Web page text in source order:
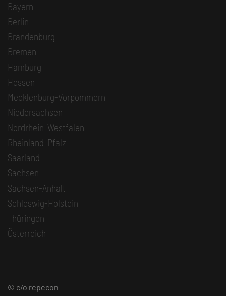
Bayern
Berlin
Brandenburg
Bremen
Hamburg
Hessen
Mecklenburg-Vorpommern
Niedersachsen
Nordrhein-Westfalen
Rheinland-Pfalz
Saarland
Sachsen
Sachsen-Anhalt
Schleswig-Holstein
Thüringen
Österreich
© c/o repecon